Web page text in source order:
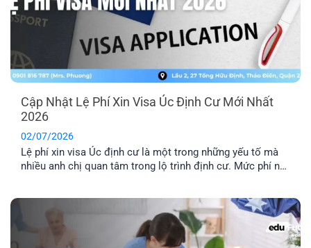
Cập Nhật Lệ Phí Xin Visa Úc Định Cư Mới Nhất
2026
02/07/2026
Lệ phí xin visa Úc định cư là một trong những yếu tố mà
nhiều anh chị quan tâm trong lộ trình định cư. Mức phí này